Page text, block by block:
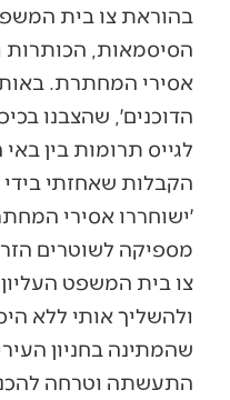
בהוראת צו בית
הסיסמאות, הכותרות
אסירי המחתרת.
הדוכנים׳, שהצבנו
לגייס תרומות בין
הקבלות שאחזתי
׳ישוחררו אסירי
מספיקה לשוטרים
צו בית המשפט
ולהשליך אותי ללא
שהמתינה בחניון
התעשתה וטרחה